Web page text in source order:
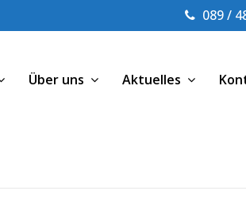
089 /
Über uns Aktuelles